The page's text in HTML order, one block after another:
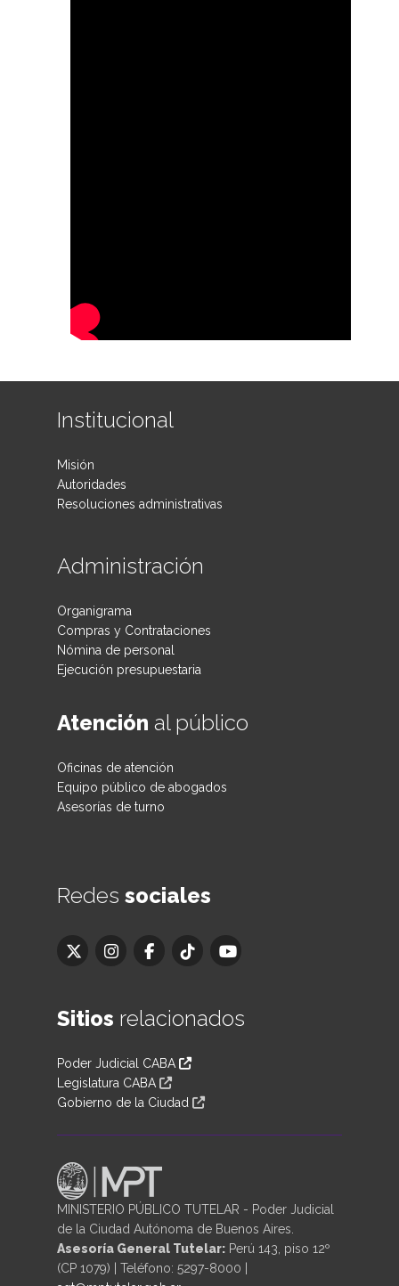
Institucional
Misión
Autoridades
Resoluciones administrativas
Administración
Organigrama
Compras y Contrataciones
Nómina de personal
Ejecución presupuestaria
Atención al público
Oficinas de atención
Equipo público de abogados
Asesorías de turno
Redes sociales
Sitios relacionados
Poder Judicial CABA
Legislatura CABA
Gobierno de la Ciudad
MINISTERIO PÚBLICO TUTELAR - Poder Judicial
de la Ciudad Autónoma de Buenos Aires.
Asesoría General Tutelar: Perú 143, piso 12º
(CP 1079) | Teléfono: 5297-8000 |